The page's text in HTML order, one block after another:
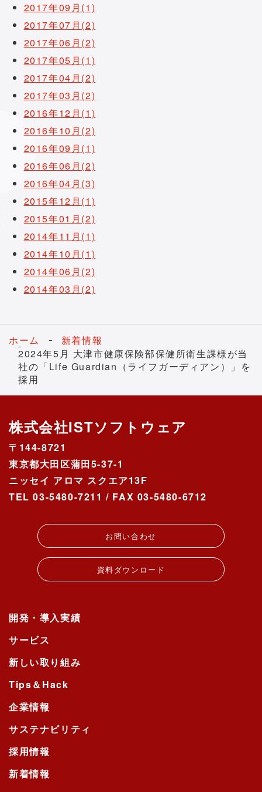
2017年09月(1)
2017年07月(2)
2017年06月(2)
2017年05月(1)
2017年04月(2)
2017年03月(2)
2016年12月(1)
2016年10月(2)
2016年09月(1)
2016年06月(2)
2016年04月(3)
2015年12月(1)
2015年01月(2)
2014年11月(1)
2014年10月(1)
2014年06月(2)
2014年03月(2)
ホーム
新着情報
2024年5月 大津市健康保険部保健所衛生課様が当
社の「Life Guardian（ライフガーディアン）」を
採用
株式会社ISTソフトウェア
〒144-8721
東京都大田区蒲田5-37-1
ニッセイ アロマ スクエア13F
TEL 03-5480-7211 / FAX 03-5480-6712
お問い合わせ
資料ダウンロード
開発・導入実績
サービス
新しい取り組み
Tips＆Hack
企業情報
サステナビリティ
採用情報
新着情報